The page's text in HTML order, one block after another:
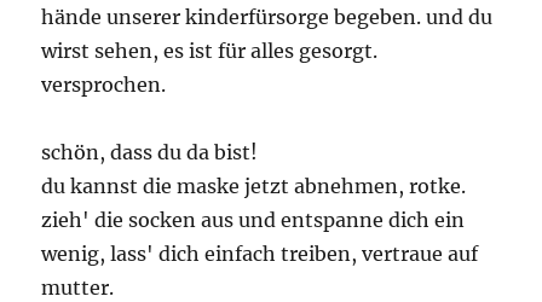
hände unserer kinderfürsorge begeben. und du
wirst sehen, es ist für alles gesorgt.
versprochen.
schön, dass du da bist!
du kannst die maske jetzt abnehmen, rotke.
zieh' die socken aus und entspanne dich ein
wenig, lass' dich einfach treiben, vertraue auf
mutter.